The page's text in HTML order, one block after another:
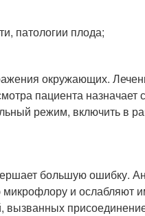
патологии плода;
окружающих.
пациента назначает
режим, включить в
большую ошибку.
и ослабляют
вызванных